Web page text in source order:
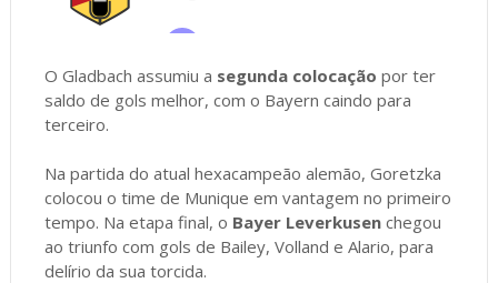
O Gladbach assumiu a segunda colocação por ter
saldo de gols melhor, com o Bayern caindo para
terceiro.
Na partida do atual hexacampeão alemão, Goretzka
colocou o time de Munique em vantagem no primeiro
tempo. Na etapa final, o Bayer Leverkusenchegou
ao triunfo com gols de Bailey, Volland e Alario, para
delírio da sua torcida.